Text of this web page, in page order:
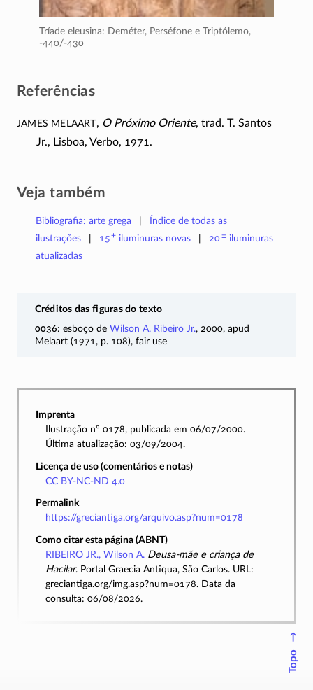
Tríade eleusina: Deméter, Perséfone e Triptólemo,
-440/-430
Referências
James Melaart, O Próximo Oriente, trad. T. Santos
Jr., Lisboa, Verbo, 1971.
Veja também
Bibliografia: arte grega
Índice de todas as
ilustrações
15+ iluminuras novas 20±iluminuras
atualizadas
Créditos das figuras do texto
0036: esboço de Wilson A. Ribeiro Jr., 2000, apud
Melaart (1971, p. 108), fair use
Imprenta
Ilustração nº 0178, publicada em 06/07/2000.
Última atualização: 03/09/2004.
Licença de uso (comentários e notas)
CC BY-NC-ND 4.0
Permalink
https://greciantiga.org/arquivo.asp?num=0178
Como citar esta página (ABNT)
RIBEIRO JR., Wilson A. Deusa-mãe e criança de
Hacilar. Portal Graecia Antiqua, São Carlos. URL:
greciantiga.org/img.asp?num=0178. Data da
consulta: 06/08/2026.
↑
Topo